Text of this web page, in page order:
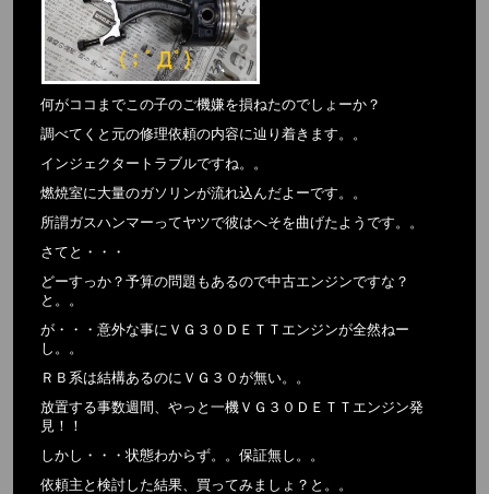
何がココまでこの子のご機嫌を損ねたのでしょーか？
調べてくと元の修理依頼の内容に辿り着きます。。
インジェクタートラブルですね。。
燃焼室に大量のガソリンが流れ込んだよーです。。
所謂ガスハンマーってヤツで彼はへそを曲げたようです。。
さてと・・・
どーすっか？予算の問題もあるので中古エンジンですな？
と。。
が・・・意外な事にＶＧ３０ＤＥＴＴエンジンが全然ねー
し。。
ＲＢ系は結構あるのにＶＧ３０が無い。。
放置する事数週間、やっと一機ＶＧ３０ＤＥＴＴエンジン発
見！！
しかし・・・状態わからず。。保証無し。。
依頼主と検討した結果、買ってみましょ？と。。